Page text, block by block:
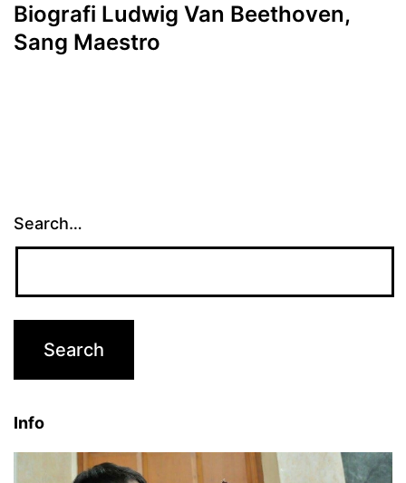
Biografi Ludwig Van Beethoven,
Sang Maestro
Search…
Info